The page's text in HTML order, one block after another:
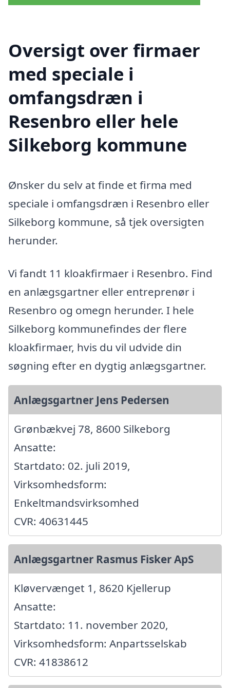
Oversigt over firmaer
med speciale i
omfangsdræn i
Resenbro eller hele
Silkeborg kommune
Ønsker du selv at finde et firma med
speciale i omfangsdræn i Resenbro eller
Silkeborg kommune, så tjek oversigten
herunder.
Vi fandt 11 kloakfirmaer i Resenbro. Find
en anlægsgartner eller entreprenør i
Resenbro og omegn herunder. I hele
Silkeborg kommunefindes der flere
kloakfirmaer, hvis du vil udvide din
søgning efter en dygtig anlægsgartner.
Anlægsgartner Jens Pedersen
Grønbækvej 78, 8600 Silkeborg
Ansatte:
Startdato: 02. juli 2019,
Virksomhedsform:
Enkeltmandsvirksomhed
CVR: 40631445
Anlægsgartner Rasmus Fisker ApS
Kløvervænget 1, 8620 Kjellerup
Ansatte:
Startdato: 11. november 2020,
Virksomhedsform: Anpartsselskab
CVR: 41838612